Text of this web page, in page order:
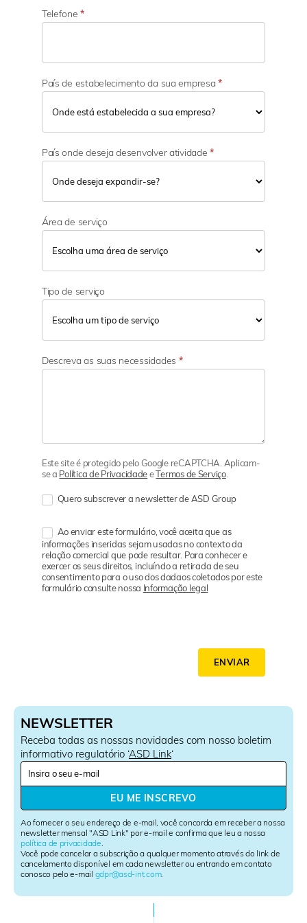
NEWSLETTER
Receba todas as nossas novidades com nosso boletim
informativo regulatório ‘ASD Link‘
N
s
l
e
t
t
e
S
Ao fornecer o seu endereço de e-mail, você concorda em receber a nossa
newsletter mensal "ASD Link" por e-mail e confirma que leu a nossa
política de privacidade
Você pode cancelar a subscrição a qualquer momento através do link de
cancelamento disponível em cada newsletter ou entrando em contato
conosco pelo e-mail gdpr@asd-int.com.
EU ME INSCREVO
Telefone*
País de estabelecimento da sua empresa*
País onde deseja desenvolver atividade*
Área de serviço
Tipo de serviço
Descreva as suas necessidades *
Este site é protegido pelo Google reCAPTCHA. Aplicam-
se a Política de PrivacidadeeTermos de Serviço.
Quero subscrever a newsletter de ASD Group
Ao enviar este formulário, você aceita que as
informações inseridas sejam usadas no contexto da
relação comercial que pode resultar. Para conhecer e
exercer os seus direitos, incluíndo a retirada de seu
consentimento para o uso dos dadaos coletados por este
formulário consulte nossa Informação legal
ENVIAR